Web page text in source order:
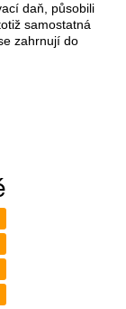
daň, působili
samostatná
zahrnují do